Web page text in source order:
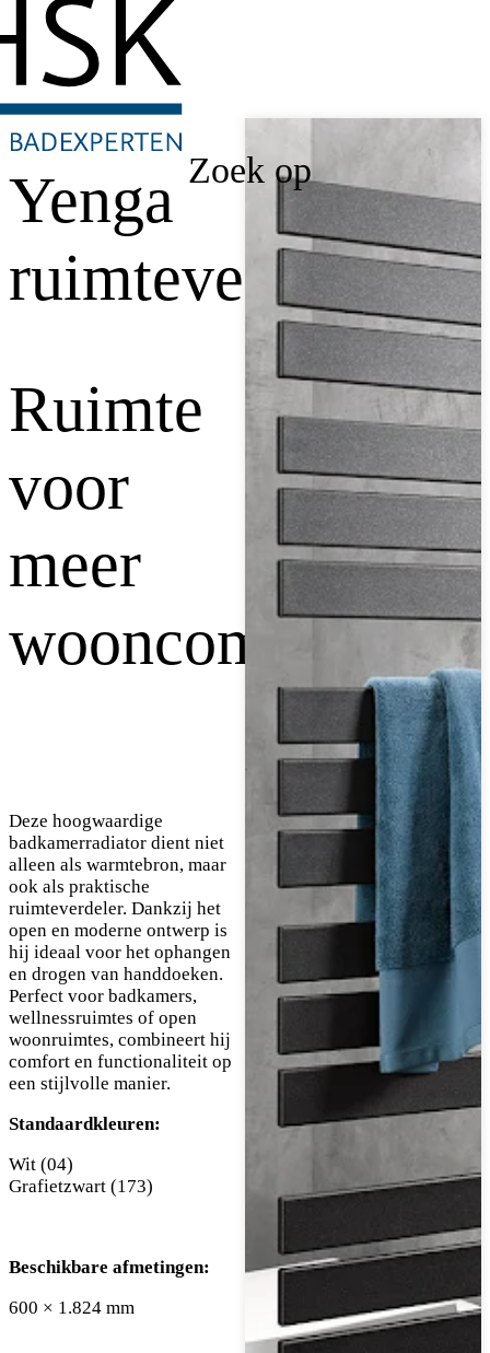
Zoek op
Yenga
ruimteverdeler
Ruimte
voor
meer
wooncomfort
Deze hoogwaardige
badkamerradiator dient niet
alleen als warmtebron, maar
ook als praktische
ruimteverdeler. Dankzij het
open en moderne ontwerp is
hij ideaal voor het ophangen
en drogen van handdoeken.
Perfect voor badkamers,
wellnessruimtes of open
woonruimtes, combineert hij
comfort en functionaliteit op
een stijlvolle manier.
Standaardkleuren:
Wit (04)
Grafietzwart (173)
Beschikbare afmetingen:
600 × 1.824 mm